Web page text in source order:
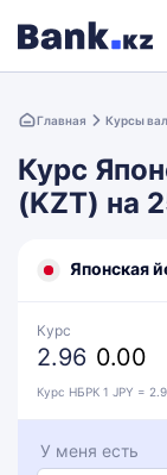
Главная Курсы
Курс
(KZT) на
Японская
Курс
2.96 0.00
Курс НБРК 1 JPY =
У меня есть